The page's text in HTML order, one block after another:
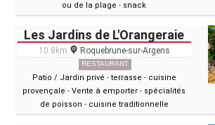
ou de la plage - snack
Les Jardins de L'Orangeraie
10.8km Roquebrune-sur-Argens
RESTAURANT
Patio / Jardin privé - terrasse - cuisine
provençale -Vente à emporter - spécialités
de poisson - cuisine traditionnelle